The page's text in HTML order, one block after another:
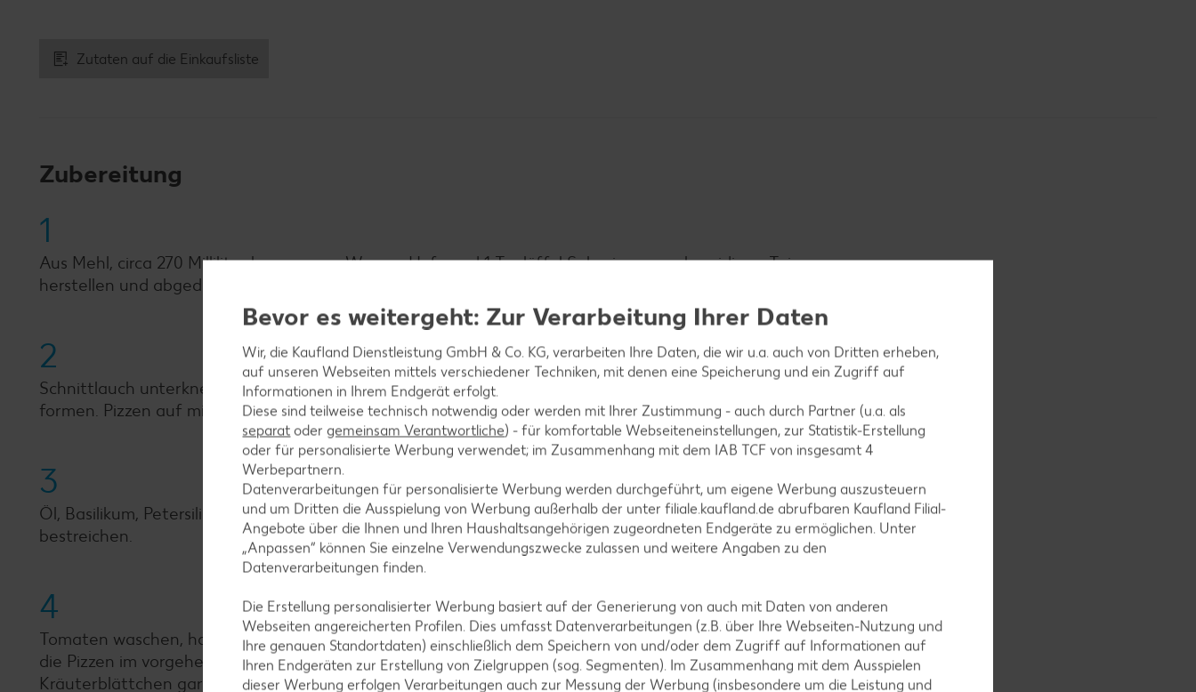
Zutaten auf die Einkaufsliste
Zubereitung
1
Aus Mehl, circa 270 Milliliter lauwarmem Wasser, Hefe und 1 Teelöffel Salz einen geschmeidigen Teig
herstellen und abgedeckt circa 2 Stunden ruhen lassen.
2
Schnittlauch unterkneten, den Teig dünn zu 4 kleinen runden Pizzen ausrollen und dabei einen kleinen Rand
formen. Pizzen auf mit Backpapier auslegte Backbleche legen.
3
Öl, Basilikum, Petersilie und Pinienkerne pürieren, mit Salz und Pfeffer würzen und die Pizzen mit dem Pesto
bestreichen.
4
Tomaten waschen, halbieren oder in Scheiben schneiden und auf der Pizza verteilen. Käse überstreuen und
die Pizzen im vorgeheizten Backofen bei Umluft 200 °C circa 15 bis 20 Minuten goldbraun backen. Pizzen mit
Kräuterblättchen garnieren und servieren.
Bevor es weitergeht: Zur Verarbeitung Ihrer Daten
Wir, die Kaufland Dienstleistung GmbH & Co. KG, verarbeiten Ihre Daten, die wir u.a. auch von Dritten erheben,
auf unseren Webseiten mittels verschiedener Techniken, mit denen eine Speicherung und ein Zugriff auf
Informationen in Ihrem Endgerät erfolgt.
Diese sind teilweise technisch notwendig oder werden mit Ihrer Zustimmung - auch durch Partner (u.a. als
separat oder gemeinsam Verantwortliche) - für komfortable Webseiteneinstellungen, zur Statistik-Erstellung
oder für personalisierte Werbung verwendet; im Zusammenhang mit dem IAB TCF von insgesamt4
Werbepartnern.
Datenverarbeitungen für personalisierte Werbung werden durchgeführt, um eigene Werbung auszusteuern
und um Dritten die Ausspielung von Werbung außerhalb der unter filiale.kaufland.de abrufbaren Kaufland Filial-
Angebote über die Ihnen und Ihren Haushaltsangehörigen zugeordneten Endgeräte zu ermöglichen. Unter
„Anpassen“ können Sie einzelne Verwendungszwecke zulassen und weitere Angaben zu den
Datenverarbeitungen finden.
Die Erstellung personalisierter Werbung basiert auf der Generierung von auch mit Daten von anderen
Webseiten angereicherten Profilen. Dies umfasst Datenverarbeitungen (z.B. über Ihre Webseiten-Nutzung und
Ihre genauen Standortdaten) einschließlich dem Speichern von und/oder dem Zugriff auf Informationen auf
Ihren Endgeräten zur Erstellung von Zielgruppen (sog. Segmenten). Im Zusammenhang mit dem Ausspielen
dieser Werbung erfolgen Verarbeitungen auch zur Messung der Werbung (insbesondere um die Leistung und